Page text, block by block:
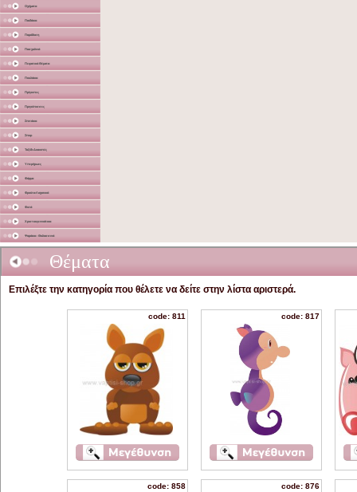
Οχήματα
Παιδάκια
Παράδοση
Πασχαλινά
Πειρατικά Θέματα
Πουλάκια
Πρίγκιπες
Πριγκίπισσες
Σπιτάκια
Σπορ
Ταξίδι-Διακοπές
Υπερήρωες
Φάρμα
Φρούτα-Λαχανικά
Φυτά
Χριστουγεννιάτικα
Ψαράκια - Θαλασσινά
Θέματα
Επιλέξτε την κατηγορία που θέλετε να δείτε στην λίστα αριστερά.
code: 811 code: 817
code: 858 code: 876